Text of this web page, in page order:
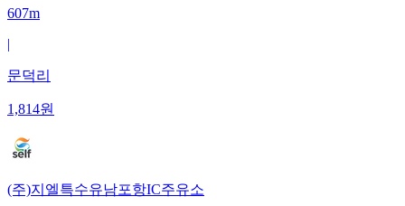
607m
|
문덕리
1,814원
(주)지엘특수유남포항IC주유소